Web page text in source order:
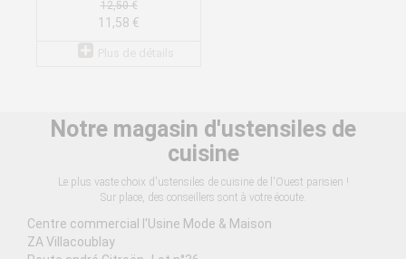
12,50 €
11,58 €
Notre magasin d'ustensiles de
cuisine
Le plus vaste choix d'ustensiles de cuisine de l'Ouest parisien !
Sur place, des conseillers sont à votre écoute.
Centre commercial l'Usine Mode & Maison
ZA Villacoublay